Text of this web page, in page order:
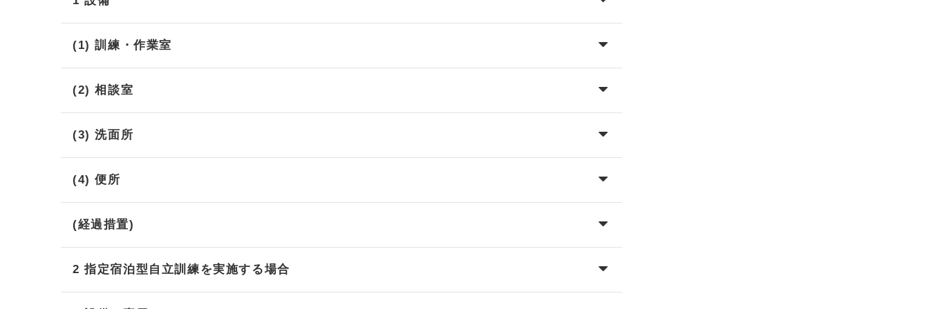
(1) 訓練・作業室
(2) 相談室
(3) 洗面所
(4) 便所
(経過措置)
2 指定宿泊型自立訓練を実施する場合